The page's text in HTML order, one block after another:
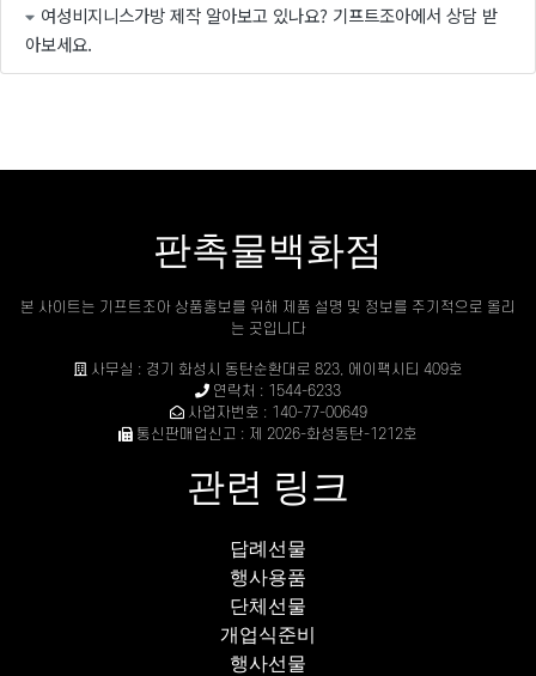
여성비지니스가방 제작 알아보고 있나요? 기프트조아에서 상담 받
아보세요.
판촉물백화점
본 사이트는 기프트조아 상품홍보를 위해 제품 설명 및 정보를 주기적으로 올리
는 곳입니다
사무실 : 경기 화성시 동탄순환대로 823, 에이팩시티 409호
연락처 : 1544-6233
사업자번호 : 140-77-00649
통신판매업신고 : 제 2026-화성동탄-1212호
관련 링크
답례선물
행사용품
단체선물
개업식준비
행사선물